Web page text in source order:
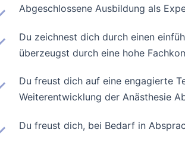
Abgeschlossene Ausbildung als
Du zeichnest dich durch einen
überzeugst durch eine hohe
Du freust dich auf eine engagierte
Weiterentwicklung der Anästhesie
Du freust dich, bei Bedarf in